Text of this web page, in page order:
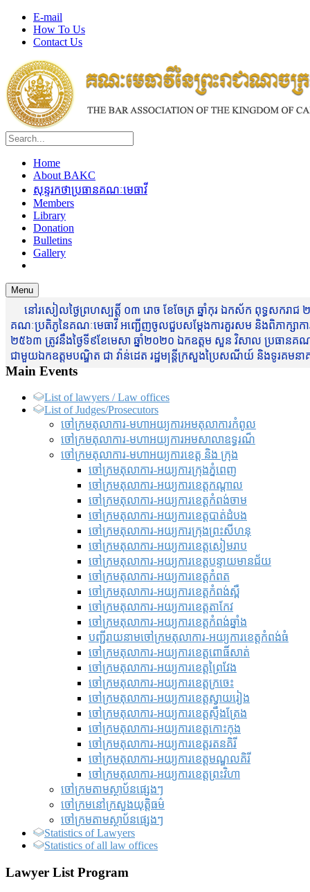
E-mail
How To Us
Contact Us
Home
About BAKC
សុន្ទរកថាប្រធានគណៈមេធាវី
Members
Library
Donation
Bulletins
Gallery
Menu
នៅរសៀលថ្ងៃព្រហស្បត្តិ៍ ០៣ រោច ខែចែត្រ ឆ្នាំកុរ ឯកស័ក ពុទ្ធសករាជ
គណៈប្រតិភូនៃគណៈមេធាវី អញ្ជើញចូលជួបសម្តែងការគួរសម និងពិភាក្សាកា
២៥៦៣ ត្រូវនឹងថ្ងៃទី៩ខែមេសា ឆ្នាំ២០២០ ឯកឧត្តម សួន វិសាល ប្រធានគណ
ជាមួយឯកឧត្តមបណ្ឌិត ជា វ៉ាន់ដេត រដ្ឋមន្រ្តីក្រសួងប្រៃសណីយ៍ និងទូរគ
Main Events
List of lawyers / Law offices
List of Judges/Prosecutors
ចៅក្រមតុលាការ-មហាអយ្យការអមតុលាការកំពូល
ចៅក្រមតុលាការ-មហាអយ្យការអមសាលាឧទ្ធរណ៏
ចៅក្រមតុលាការ-មហាអយ្យការខេត្ត និង ក្រុង
ចៅក្រមតុលាការ-អយ្យការក្រុងភ្នំពេញ
ចៅក្រមតុលាការ-អយ្យការខេត្តកណ្តាល
ចៅក្រមតុលាការ-អយ្យការខេត្តកំពង់ចាម
ចៅក្រមតុលាការ-អយ្យការខេត្តបាត់ដំបង
ចៅក្រមតុលាការ-អយ្យការ​ក្រុងព្រះសីហនុ
ចៅក្រមតុលាការ-អយ្យការខេត្តសៀមរាប
ចៅក្រមតុលាការ-អយ្យការខេត្តបន្ទាយមានជ័យ
ចៅក្រមតុលាការ-អយ្យការខេត្តកំពត
ចៅក្រមតុលាការ-អយ្យការខេត្តកំពង់ស្ពឺ
ចៅក្រមតុលាការ-អយ្យការខេត្តតាកែវ
ចៅក្រមតុលាការ-អយ្យការខេត្តកំពង់ឆ្នាំង
បញ្ជីរាយនាមចៅក្រមតុលាការ-អយ្យការខេត្តកំពង់ធំ
ចៅក្រមតុលាការ-អយ្យការខេត្តពោធិ៍សាត់
ចៅក្រមតុលាការ-អយ្យការខេត្តព្រៃវែង
ចៅក្រមតុលាការ-អយ្យការខេត្តក្រចេះ
ចៅក្រមតុលាការ-អយ្យការខេត្តស្វាយរៀង
ចៅក្រមតុលាការ-អយ្យការខេត្តស្ទឹងត្រែង
ចៅក្រមតុលាការ-អយ្យការខេត្តកោះកុង
ចៅក្រមតុលាការ-អយ្យការខេត្តរតនគិរី
ចៅក្រមតុលាការ-អយ្យការខេត្តមណ្ឌលគិរី
ចៅក្រមតុលាការ-អយ្យការខេត្តព្រះវិហា
ចៅក្រមតាមស្ថាប័នផ្សេងៗ
ចៅក្រមនៅក្រសួងយុត្តិធម៌
ចៅក្រមតាមស្ថាប័នផ្សេងៗ
Statistics of Lawyers
Statistics of all law offices
Lawyer List Program